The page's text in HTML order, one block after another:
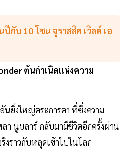
ปีกับ 10โซน จูราสสิค เวิลด์ เอ
ต้นกำเนิดแห่งความ
นยิ่งใหญ่ตระการตา ที่ซึ่งความ
ลา นูบลาร์ กลับมามีชีวิตอีกครั้งผ่าน
งราวกับหลุดเข้าไปในโลก